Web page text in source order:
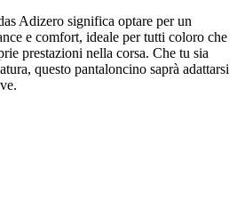
Adizero significa optare per un
e comfort, ideale per tutti coloro che
prestazioni nella corsa. Che tu sia
questo pantaloncino saprà adattarsi